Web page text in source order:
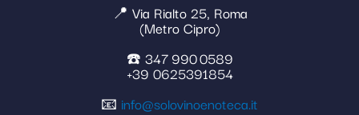
📍 Via Rialto 25, Roma
(Metro Cipro)
☎️ 347 990 0589
+39 0625391854
📧 info@solovinoenoteca.it